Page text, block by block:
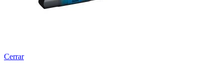
Cerrar